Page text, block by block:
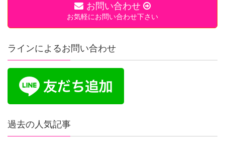
お問い合わせ
お気軽にお問い合わせ下さい
ラインによるお問い合わせ
過去の人気記事